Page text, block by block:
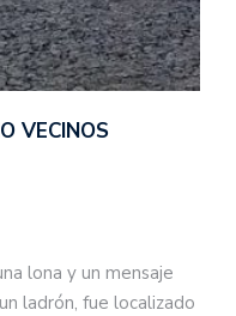
VECINOS
lona y un mensaje
ladrón, fue localizado